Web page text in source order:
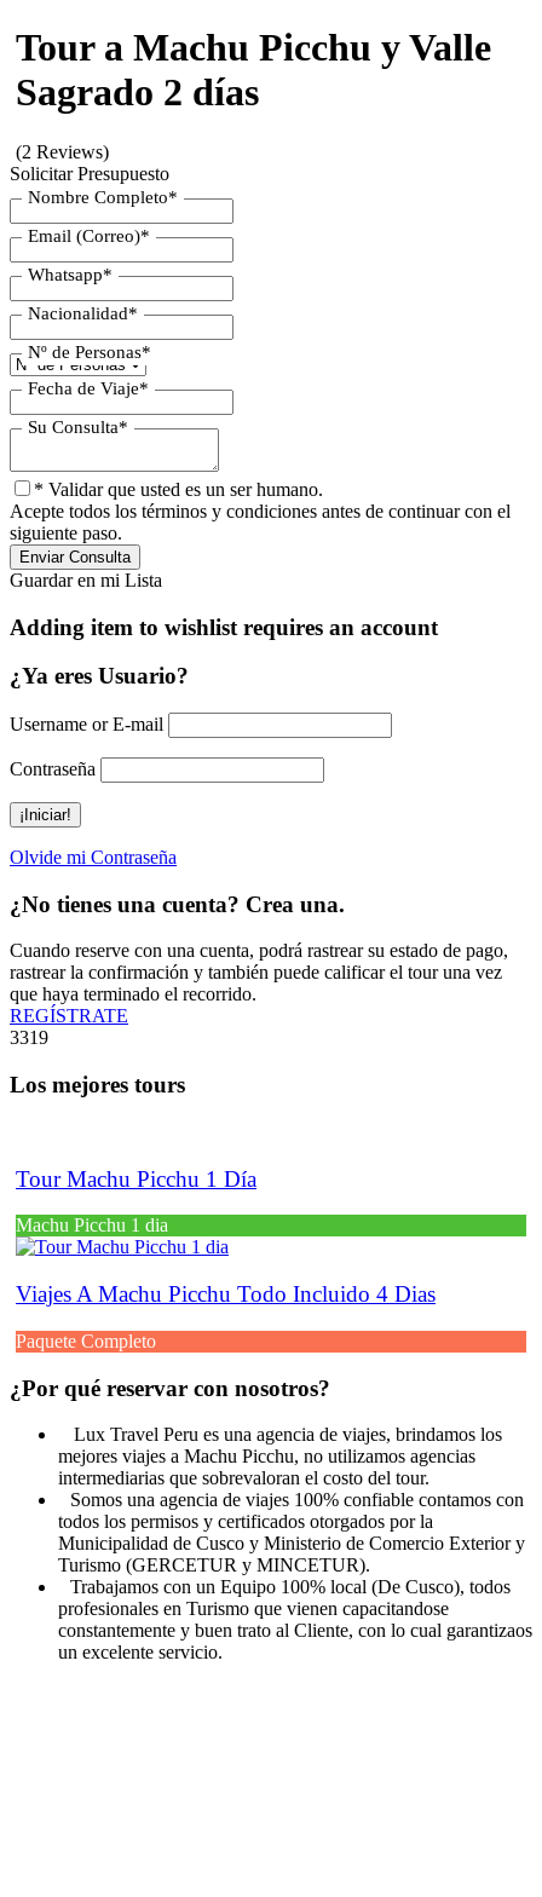
Tour a Machu Picchu y Valle
Sagrado 2 días
(2 Reviews)
Solicitar Presupuesto
Nombre Completo*
Email (Correo)*
Whatsapp*
Nacionalidad*
Nº de Personas*
Fecha de Viaje*
Su Consulta*
* Validar que usted es un ser humano.
Acepte todos los términos y condiciones antes de continuar con el
siguiente paso.
Guardar en mi Lista
Adding item to wishlist requires an account
¿Ya eres Usuario?
Username or E-mail
Contraseña
Olvide mi Contraseña
¿No tienes una cuenta? Crea una.
Cuando reserve con una cuenta, podrá rastrear su estado de pago,
rastrear la confirmación y también puede calificar el tour una vez
que haya terminado el recorrido.
REGÍSTRATE
3319
Los mejores tours
Tour Machu Picchu 1 Día
Machu Picchu 1 dia
Viajes A Machu Picchu Todo Incluido 4 Dias
Paquete Completo
¿Por qué reservar con nosotros?
Lux Travel Peru es una agencia de viajes, brindamos los
mejores viajes a Machu Picchu, no utilizamos agencias
intermediarias que sobrevaloran el costo del tour.
Somos una agencia de viajes 100% confiable contamos con
todos los permisos y certificados otorgados por la
Municipalidad de Cusco y Ministerio de Comercio Exterior y
Turismo (GERCETUR y MINCETUR).
Trabajamos con un Equipo 100% local (De Cusco), todos
profesionales en Turismo que vienen capacitandose
constantemente y buen trato al Cliente, con lo cual garantizaos
un excelente servicio.